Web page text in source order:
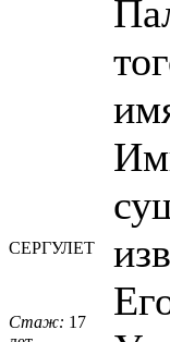
СЕРГУЛЕТ
Стаж: 17